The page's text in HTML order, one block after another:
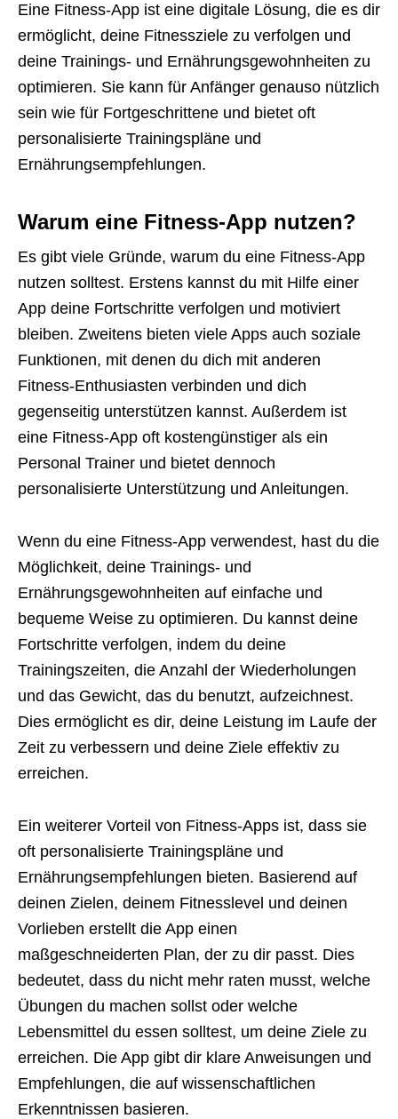
Eine Fitness-App ist eine digitale Lösung, die es dir
ermöglicht, deine Fitnessziele zu verfolgen und
deine Trainings- und Ernährungsgewohnheiten zu
optimieren. Sie kann für Anfänger genauso nützlich
sein wie für Fortgeschrittene und bietet oft
personalisierte Trainingspläne und
Ernährungsempfehlungen.
Warum eine Fitness-App nutzen?
Es gibt viele Gründe, warum du eine Fitness-App
nutzen solltest. Erstens kannst du mit Hilfe einer
App deine Fortschritte verfolgen und motiviert
bleiben. Zweitens bieten viele Apps auch soziale
Funktionen, mit denen du dich mit anderen
Fitness-Enthusiasten verbinden und dich
gegenseitig unterstützen kannst. Außerdem ist
eine Fitness-App oft kostengünstiger als ein
Personal Trainer und bietet dennoch
personalisierte Unterstützung und Anleitungen.
Wenn du eine Fitness-App verwendest, hast du die
Möglichkeit, deine Trainings- und
Ernährungsgewohnheiten auf einfache und
bequeme Weise zu optimieren. Du kannst deine
Fortschritte verfolgen, indem du deine
Trainingszeiten, die Anzahl der Wiederholungen
und das Gewicht, das du benutzt, aufzeichnest.
Dies ermöglicht es dir, deine Leistung im Laufe der
Zeit zu verbessern und deine Ziele effektiv zu
erreichen.
Ein weiterer Vorteil von Fitness-Apps ist, dass sie
oft personalisierte Trainingspläne und
Ernährungsempfehlungen bieten. Basierend auf
deinen Zielen, deinem Fitnesslevel und deinen
Vorlieben erstellt die App einen
maßgeschneiderten Plan, der zu dir passt. Dies
bedeutet, dass du nicht mehr raten musst, welche
Übungen du machen sollst oder welche
Lebensmittel du essen solltest, um deine Ziele zu
erreichen. Die App gibt dir klare Anweisungen und
Empfehlungen, die auf wissenschaftlichen
Erkenntnissen basieren.